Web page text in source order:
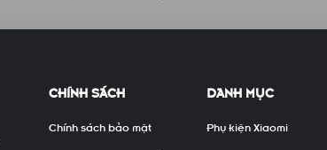
CHÍNH SÁCH
Chính sách bảo mật
DANH MỤC
Phụ kiện Xiaomi